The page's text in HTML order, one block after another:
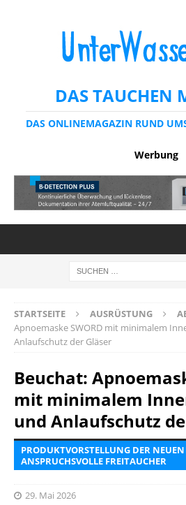
DAS TAUCHEN
DAS ONLINEMAGAZIN RUND
Werbung
STARTSEITE AUSRÜSTUNG
Apnoemaske SWORD mit minimalem
Anlaufschutz der Gläser
Beuchat:
mit minimalem
und Anlaufschutz
PRODUKTVORSTELLUNG DER
ANSPRUCHSVOLLE FREITAUCHER
29. Mai 2026